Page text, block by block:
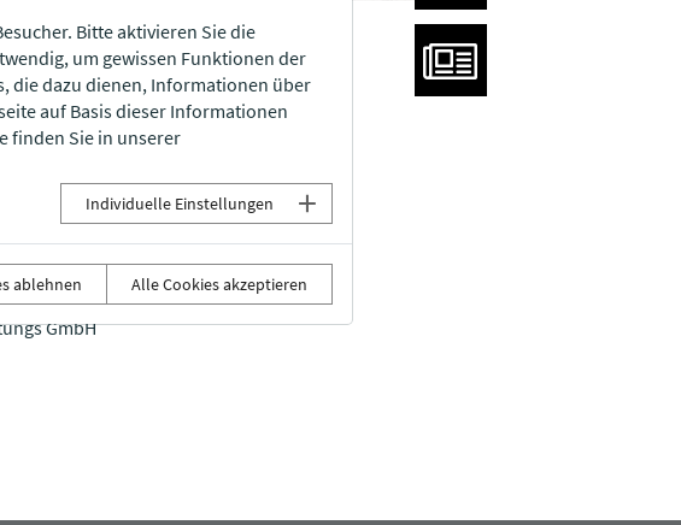
für Ihre Unterstützung
GmbH
Bitte aktivieren Sie die
um gewissen Funktionen der
die dazu dienen, Informationen über
auf Basis dieser Informationen
finden Sie in unserer
Individuelle Einstellungen
ablehnen Alle Cookies akzeptieren